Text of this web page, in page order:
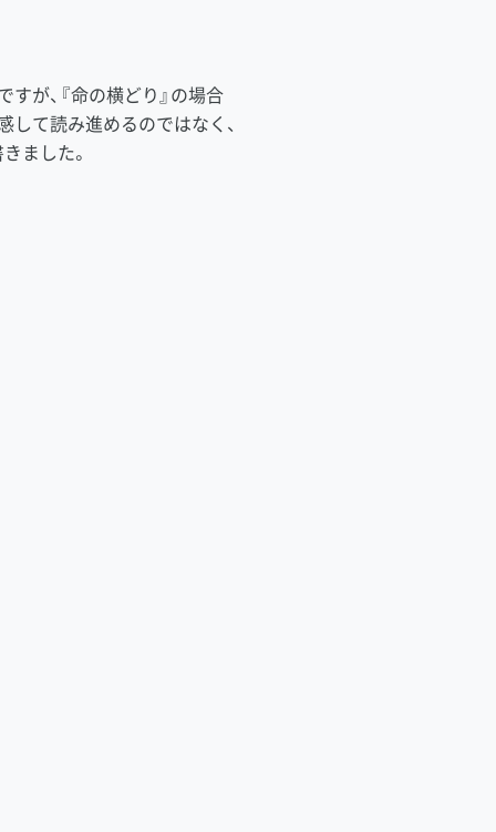
が、『命の横どり』の場合
て読み進めるのではなく、
ました。